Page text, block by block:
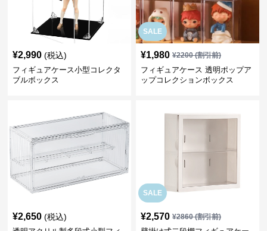
¥2,990 (税込)
フィギュアケース小型コレクタ
ブルボックス
SALE
¥1,980 ¥2200(割引前)
フィギュアケース 透明ポップア
ップコレクションボックス
¥2,650 (税込)
SALE
¥2,570 ¥2860(割引前)